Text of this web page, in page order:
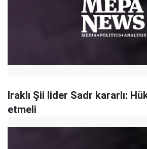
Iraklı Şii lider Sadr kararlı:
etmeli